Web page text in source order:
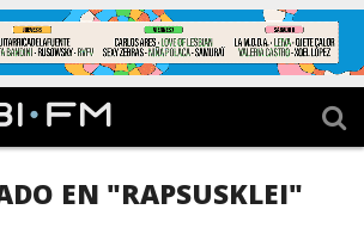
EN "RAPSUSKLEI"